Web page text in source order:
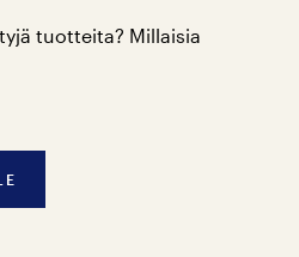
tuotteita? Millaisia